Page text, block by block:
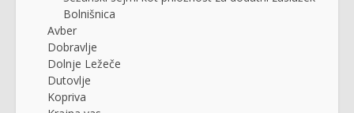
Bolnišnica
Avber
Dobravlje
Dolnje Ležeče
Dutovlje
Kopriva